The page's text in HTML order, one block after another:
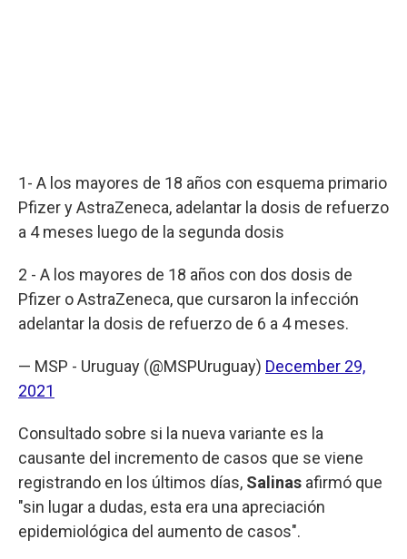
1- A los mayores de 18 años con esquema primario
Pfizer y AstraZeneca, adelantar la dosis de refuerzo
a 4 meses luego de la segunda dosis
2 - A los mayores de 18 años con dos dosis de
Pfizer o AstraZeneca, que cursaron la infección
adelantar la dosis de refuerzo de 6 a 4 meses.
— MSP - Uruguay (@MSPUruguay) December 29,
2021
Consultado sobre si la nueva variante es la
causante del incremento de casos que se viene
registrando en los últimos días, Salinas afirmó que
"sin lugar a dudas, esta era una apreciación
epidemiológica del aumento de casos".